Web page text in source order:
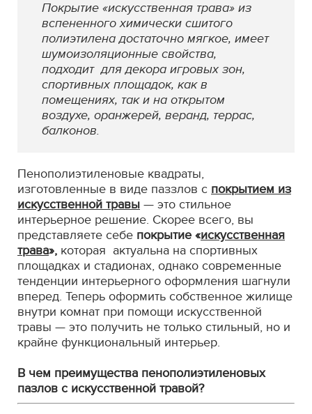
Покрытие «искусственная трава» из
вспененного химически сшитого
полиэтилена достаточно мягкое, имеет
шумоизоляционные свойства,
подходит для декора игровых зон,
спортивных площадок, как в
помещениях, так и на открытом
воздухе, оранжерей, веранд, террас,
балконов.
Пенополиэтиленовые квадраты,
изготовленные в виде паззлов с покрытием из
искусственной травы — это стильное
интерьерное решение. Скорее всего, вы
представляете себе покрытие «искусственная
трава», которая актуальна на спортивных
площадках и стадионах, однако современные
тенденции интерьерного оформления шагнули
вперед. Теперь оформить собственное жилище
внутри комнат при помощи искусственной
травы — это получить не только стильный, но и
крайне функциональный интерьер.
В чем преимущества пенополиэтиленовых
пазлов с искусственной травой?